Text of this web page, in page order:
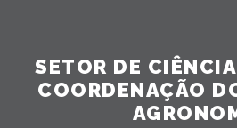
SETOR DE
COORDENAÇÃO